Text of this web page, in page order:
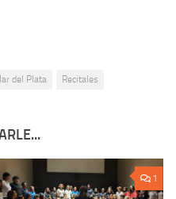
del Plata Recitales
1